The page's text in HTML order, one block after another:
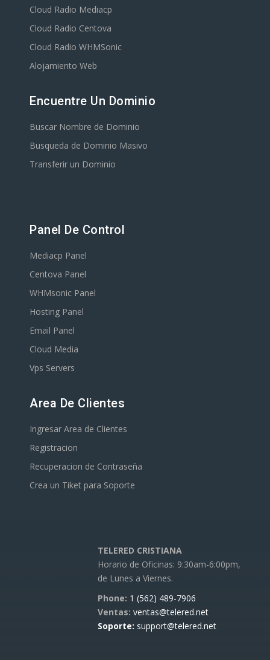
Cloud Radio Mediacp
Cloud Radio Centova
Cloud Radio WHMSonic
Alojamiento Web
Encuentre Un Dominio
Buscar Nombre de Dominio
Busqueda de Dominio Masivo
Transferir un Dominio
Panel De Control
Mediacp Panel
Centova Panel
WHMsonic Panel
Hosting Panel
Email Panel
Cloud Media
Vps Servers
Area De Clientes
Ingresar Area de Clientes
Registracion
Recuperacion de Contraseña
Crea un Tiket para Soporte
TELERED CRISTIANA
Horario de Oficinas: 9:30am-6:00pm,
de Lunes a Viernes.
Phone: 1 (562) 489-7906
Ventas: ventas@telered.net
Soporte: support@telered.net